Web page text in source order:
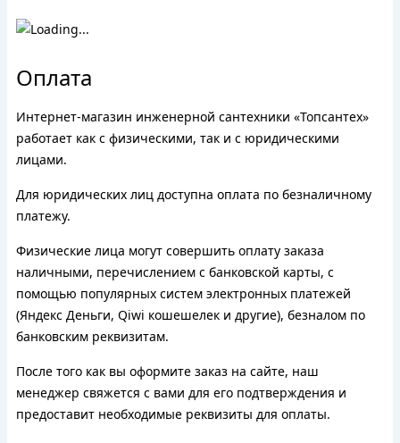
Оплата
Интернет-магазин инженерной сантехники «Топсантех»
работает как с физическими, так и с юридическими
лицами.
Для юридических лиц доступна оплата по безналичному
платежу.
Физические лица могут совершить оплату заказа
наличными, перечислением с банковской карты, с
помощью популярных систем электронных платежей
(Яндекс Деньги, Qiwi кошешелек и другие), безналом по
банковским реквизитам.
После того как вы оформите заказ на сайте, наш
менеджер свяжется с вами для его подтверждения и
предоставит необходимые реквизиты для оплаты.